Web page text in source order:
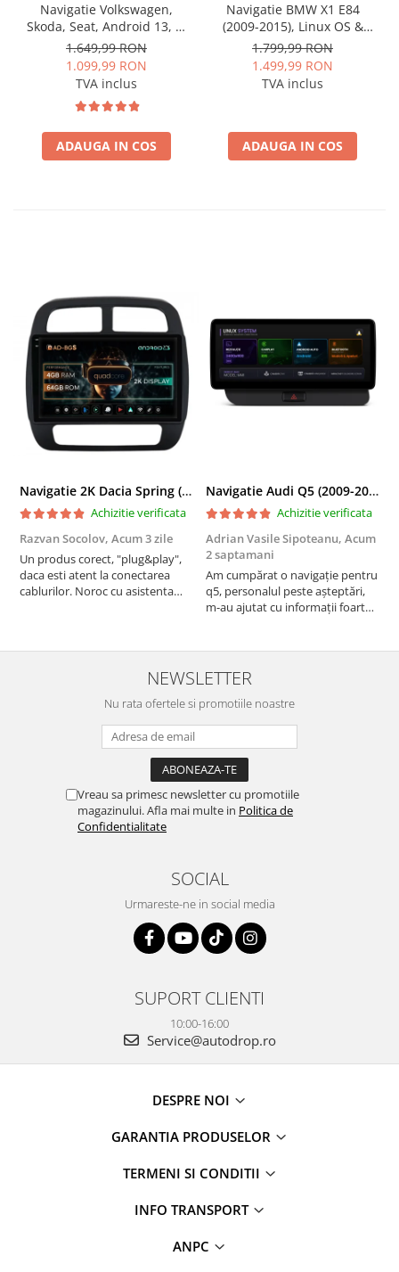
Navigatie Volkswagen,
Skoda, Seat, Android 13, S-
Quadcore / 4GB RAM +
64GB ROM, 9 Inch - AD-
BGSW94L
1.649,99 RON
1.099,99 RON
TVA inclus
ADAUGA IN COS
Navigatie BMW X1 E84
(2009-2015), Linux OS &
OEM, Varianta iDrive,
CarPlay & Android Auto
Wireless, MirrorLink,
BGRKITBM004
1.799,99 RON
1.499,99 RON
TVA inclus
ADAUGA IN COS
Navigatie 2K Dacia Spring (2021- Prezent), Android, S-Quadcore / 4GB RAM + 64GB ROM, 9.5 Inch - AD-BGS90042K+AD-BGRKIT366V4s
Achizitie verificata
Razvan Socolov, Acum 3 zile
Un produs corect, "plug&play",
daca esti atent la conectarea
cablurilor. Noroc cu asistenta
atras atentia ca nu era conectat
cablul de video de la camera
Navigatie Audi Q5 (2009-2017), Linux OS & OEM, MMI 3G, CarPlay & Android Auto Wireless, MirrorLink, Camera AHD, 12.3 Inch - AD-BGAALNXH+AD-BGRKITQ5002
Achizitie verificata
Adrian Vasile Sipoteanu, Acum
2 saptamani
Am cumpărat o navigație pentru
q5, personalul peste așteptări,
m-au ajutat cu informații foarte
serviabili, livrare rapidă, suport
tehnic, totul impecabil, o să revin
la ei și pentru vi...
NEWSLETTER
Nu rata ofertele si promotiile noastre
Vreau sa primesc newsletter cu promotiile
magazinului. Afla mai multe in Politica de
Confidentialitate
SOCIAL
Urmareste-ne in social media
SUPORT CLIENTI
10:00-16:00
Service@autodrop.ro
DESPRE NOI
GARANTIA PRODUSELOR
TERMENI SI CONDITII
INFO TRANSPORT
ANPC